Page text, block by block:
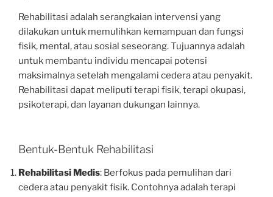
Rehabilitasi adalah serangkaian intervensi yang
dilakukan untuk memulihkan kemampuan dan fungsi
fisik, mental, atau sosial seseorang. Tujuannya adalah
untuk membantu individu mencapai potensi
maksimalnya setelah mengalami cedera atau penyakit.
Rehabilitasi dapat meliputi terapi fisik, terapi okupasi,
psikoterapi, dan layanan dukungan lainnya.
Bentuk-Bentuk Rehabilitasi
Rehabilitasi Medis: Berfokus pada pemulihan dari
cedera atau penyakit fisik. Contohnya adalah terapi